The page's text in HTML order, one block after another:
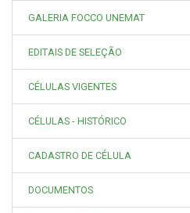
GALERIA FOCCO UNEMAT
EDITAIS DE SELEÇÃO
CÉLULAS VIGENTES
CÉLULAS - HISTÓRICO
CADASTRO DE CÉLULA
DOCUMENTOS